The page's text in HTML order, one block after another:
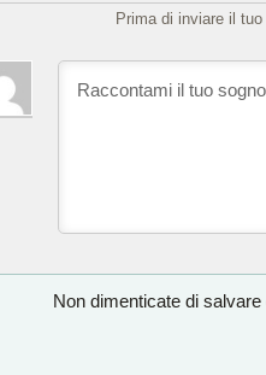
Prima di inviare il
Non dimenticate di